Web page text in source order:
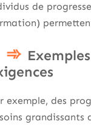
de
exemple, des
grandissants